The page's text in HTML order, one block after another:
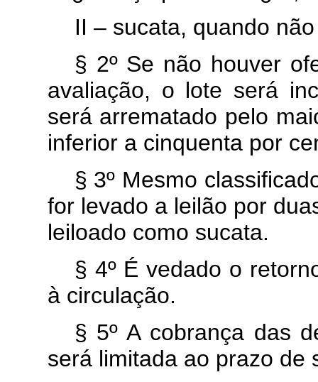
II – sucata, quando
§ 2º Se não houver
avaliação, o lote será
será arrematado pelo
inferior a cinquenta por
§ 3º Mesmo
for levado a leilão por
leiloado como sucata.
§ 4º É vedado o
à circulação.
§ 5º A cobrança das
será limitada ao prazo de